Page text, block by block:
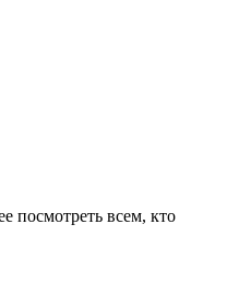
посмотреть всем, кто